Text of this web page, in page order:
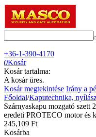
+36-1-390-4170
0Kosár
Kosár tartalma:
A kosár üres.
Kosár megtekintése Irány a
Főoldal/Kaputechnika,
Szárnyaskapu mozgató szett
eredeti PROTECO motor és
245,109 Ft
Kosárba